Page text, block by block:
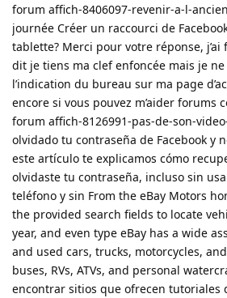
forum affich-8406097-revenir-a-l-
journée Créer un raccourci de
tablette? Merci pour votre réponse, j’ai
dit je tiens ma clef enfoncée mais je
l’indication du bureau sur ma page
encore si vous pouvez m’aider forums
forum affich-8126991-pas-de-son-
olvidado tu contraseña de Facebook y
este artículo te explicamos cómo
olvidaste tu contraseña, incluso sin
teléfono y sin From the eBay Motors
the provided search fields to locate
year, and even type eBay has a wide
and used cars, trucks, motorcycles,
buses, RVs, ATVs, and personal
encontrar sitios que ofrecen tutoriales